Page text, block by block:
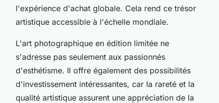
l'expérience d'achat globale. Cela rend ce trésor
artistique accessible à l'échelle mondiale.
L'art photographique en édition limitée ne
s'adresse pas seulement aux passionnés
d'esthétisme. Il offre également des possibilités
d'investissement intéressantes, car la rareté et la
qualité artistique assurent une appréciation de la